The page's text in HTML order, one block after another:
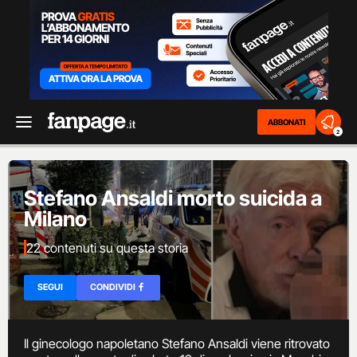
ABBONATI
2
Stefano Ansaldi morto suicida a
Milano
22 contenuti su questa storia
SEGUI CONDIVIDI
Il ginecologo napoletano Stefano Ansaldi viene ritrovato